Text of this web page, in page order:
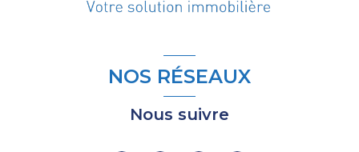
NOS RÉSEAUX
Nous suivre